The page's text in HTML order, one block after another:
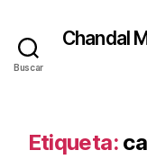
Buscar
Chandal
Etiqueta: